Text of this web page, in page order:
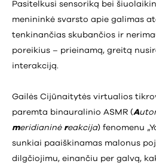
Pasitelkusi sensoriką bei
menininkė svarsto apie galimas
tenkinančias skubančios ir
poreikius – prieinamą, greitą
interakciją.
Gailės Cijūnaitytės virtualios
paremta binauralinio ASMR (A
meridianinė reakcija) fenomenu
sunkiai paaiškinamas malonus
dilgčiojimu, einančiu per galvą,